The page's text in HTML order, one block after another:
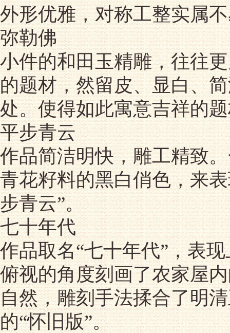
外形优雅，对称工整实属
弥勒佛
小件的和田玉精雕，往往
的题材，然留皮、显白、
处。使得如此寓意吉祥的
平步青云
作品简洁明快，雕工精致
青花籽料的黑白俏色，来
步青云”。
七十年代
作品取名“七十年代”，表
俯视的角度刻画了农家屋
自然，雕刻手法揉合了明
的“怀旧版”。